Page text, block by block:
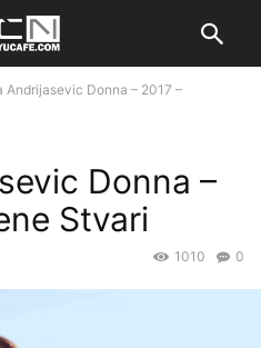
Andrijasevic Donna – 2017 –
Donna –
Stvari
0
1010